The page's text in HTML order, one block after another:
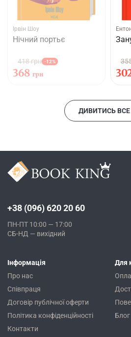
Ірвін Шоу
Нічний портьє
418 грн -12%
368 грн
ДИВИТИСЬ ВСЕ
+38 (096) 620 20 60
ПН-ПТ 10:00 — 17:00
СБ-НД — вихідний
Інформація
Про нас
Співпраця
Договір публічної оферти
Політика конфіденційності
Контакти
Для
Блог